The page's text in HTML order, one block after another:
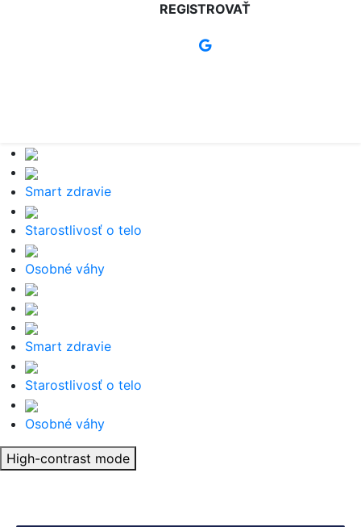
REGISTROVAŤ
Smart zdravie
Starostlivosť o telo
Osobné váhy
Smart zdravie
Starostlivosť o telo
Osobné váhy
High-contrast mode